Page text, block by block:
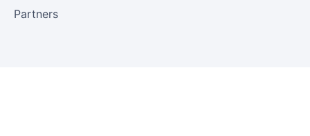
Partners